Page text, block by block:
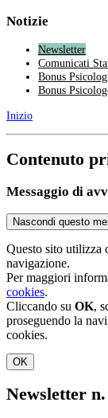
Notizie
Newsletter
Comunicati
Bonus
Bonus
Inizio
Contenuto
Messaggio di
Nascondi questo
Questo sito utilizza
navigazione.
Per maggiori
cookies.
Cliccando su OK,
proseguendo la
cookies.
OK
Newsletter